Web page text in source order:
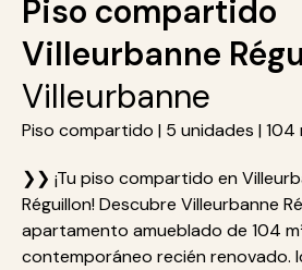
Piso compartido
Villeurbanne
Villeurbanne
Piso compartido | 5 unidades | 104
❯❯ ¡Tu piso compartido en
Réguillon! Descubre Villeurbanne
apartamento amueblado de 104
contemporáneo recién renovado.